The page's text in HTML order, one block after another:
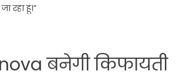
रहा हूं।”
बनेगी किफायती